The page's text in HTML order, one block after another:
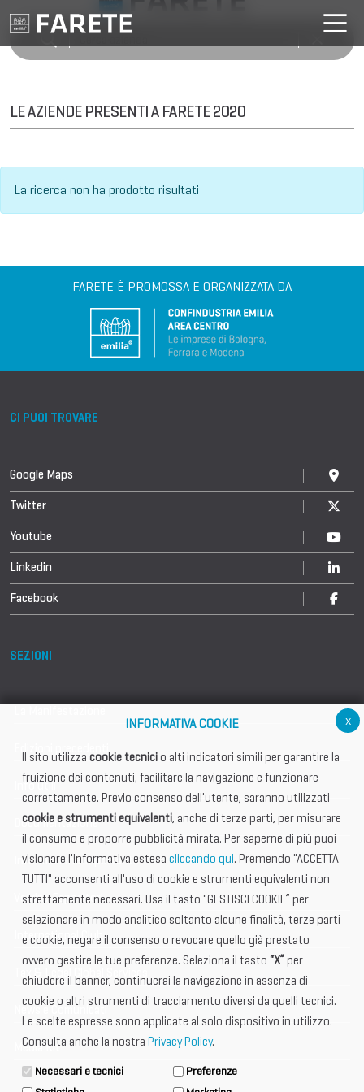
LE AZIENDE PRESENTI A FARETE 2020
La ricerca non ha prodotto risultati
FARETE È PROMOSSA E ORGANIZZATA DA
CI PUOI TROVARE
Google Maps
Twitter
Youtube
Linkedin
Facebook
SEZIONI
Info utili
Documentazione
Informazione importante
Vetrina Espositori
International Club
Tax & Legal Global Services
News e Comunicati
Media Kit
x
INFORMATIVA COOKIE
Il sito utilizza cookie tecnicio alti indicatori simili per garantire la
fruizione dei contenuti, facilitare la navigazione e funzionare
correttamente. Previo consenso dell'utente, saranno utilizzati
cookie e strumenti equivalenti, anche di terze parti, per misurare
il consumo e proporre pubblicità mirata. Per saperne di più puoi
visionare l'informativa estesa cliccando qui. Premendo "ACCETTA
TUTTI" acconsenti all'uso di cookie e strumenti equivalenti non
strettamente necessari. Usa il tasto "GESTISCI COOKIE” per
selezionare in modo analitico soltanto alcune finalità, terze parti
e cookie, negare il consenso o revocare quello già prestato
ovvero gestire le tue preferenze. Seleziona il tasto “X” per
chiudere il banner, continuerai la navigazione in assenza di
cookie o altri strumenti di tracciamento diversi da quelli tecnici.
Le scelte espresse sono applicate al solo dispositivo in utilizzo.
Consulta anche la nostra Privacy Policy.
Necessari e tecnici
Preferenze